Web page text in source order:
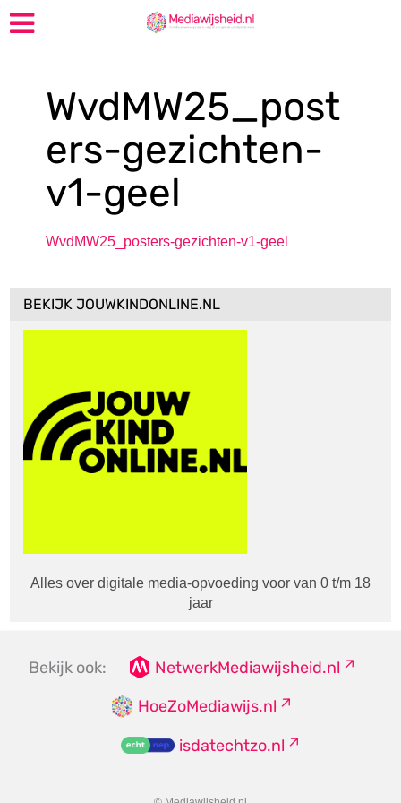
WvdMW25_post
ers-gezichten-
v1-geel
WvdMW25_posters-gezichten-v1-geel
BEKIJK JOUWKINDONLINE.NL
Alles over digitale media-opvoeding voor van 0 t/m 18
jaar
Bekijk ook:
NetwerkMediawijsheid.nl
HoeZoMediawijs.nl
isdatechtzo.nl